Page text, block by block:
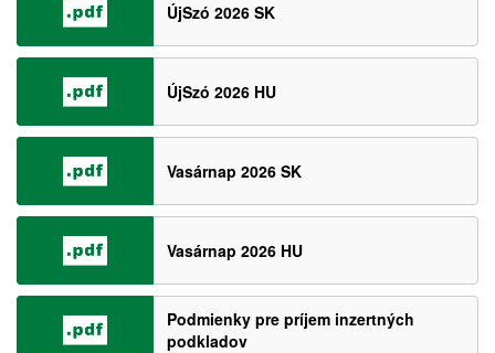
ÚjSzó 2026 SK
ÚjSzó 2026 HU
Vasárnap 2026 SK
Vasárnap 2026 HU
Podmienky pre príjem inzertných
podkladov